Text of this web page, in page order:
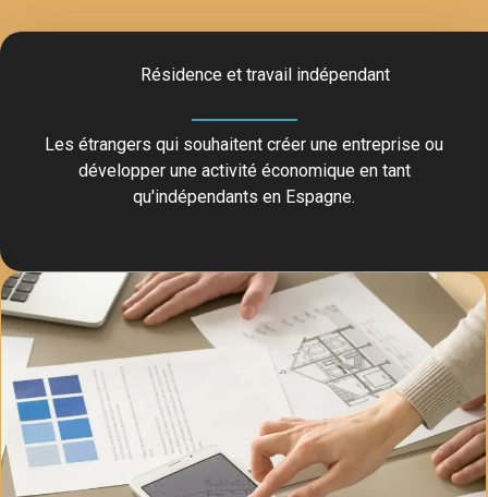
Résidence et travail indépendant
Les étrangers qui souhaitent créer une entreprise ou
développer une activité économique en tant
qu'indépendants en Espagne.